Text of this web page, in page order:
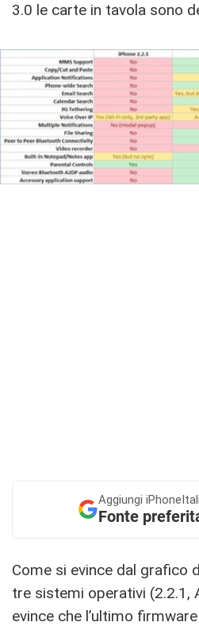
3.0 le carte in tavola sono
Aggiungi
Fonte
Come si evince dal grafico
tre sistemi operativi (2.2.1,
evince che l’ultimo